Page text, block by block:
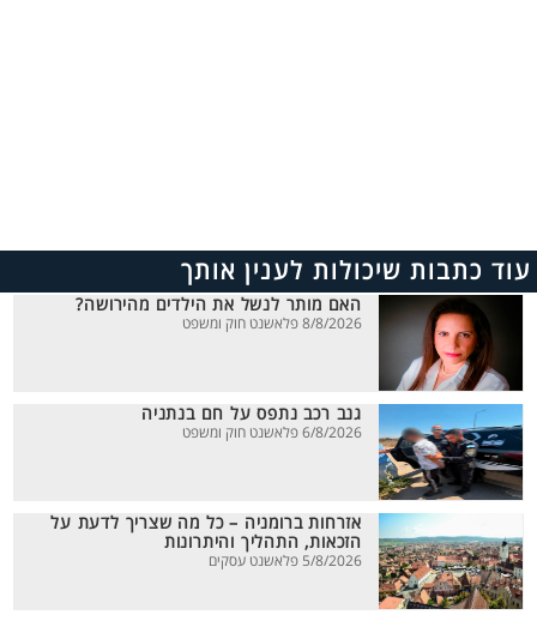
עוד כתבות שיכולות לענין אותך
האם מותר לנשל את הילדים מהירושה?
8/8/2026 פלאשנט חוק ומשפט
גנב רכב נתפס על חם בנתניה
6/8/2026 פלאשנט חוק ומשפט
אזרחות ברומניה – כל מה שצריך לדעת על
הזכאות, התהליך והיתרונות
5/8/2026 פלאשנט עסקים